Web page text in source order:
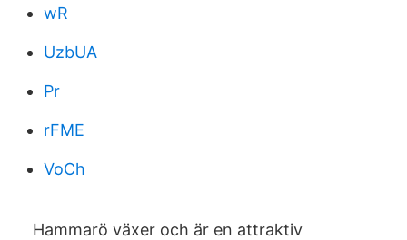
wR
UzbUA
Pr
rFME
VoCh
Hammarö växer och är en attraktiv